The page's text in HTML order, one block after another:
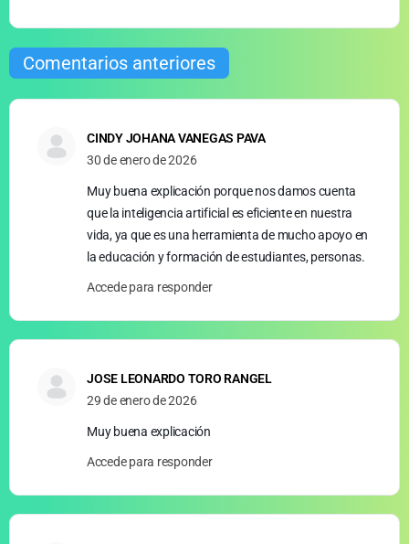
Comentarios anteriores
CINDY JOHANA VANEGAS PAVA
30 de enero de 2026
Muy buena explicación porque nos damos cuenta
que la inteligencia artificial es eficiente en nuestra
vida, ya que es una herramienta de mucho apoyo en
la educación y formación de estudiantes, personas.
Accede para responder
JOSE LEONARDO TORO RANGEL
29 de enero de 2026
Muy buena explicación
Accede para responder